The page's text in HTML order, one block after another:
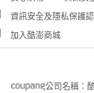
資訊安全及隱私保護
加入酷澎商城
公司名稱：